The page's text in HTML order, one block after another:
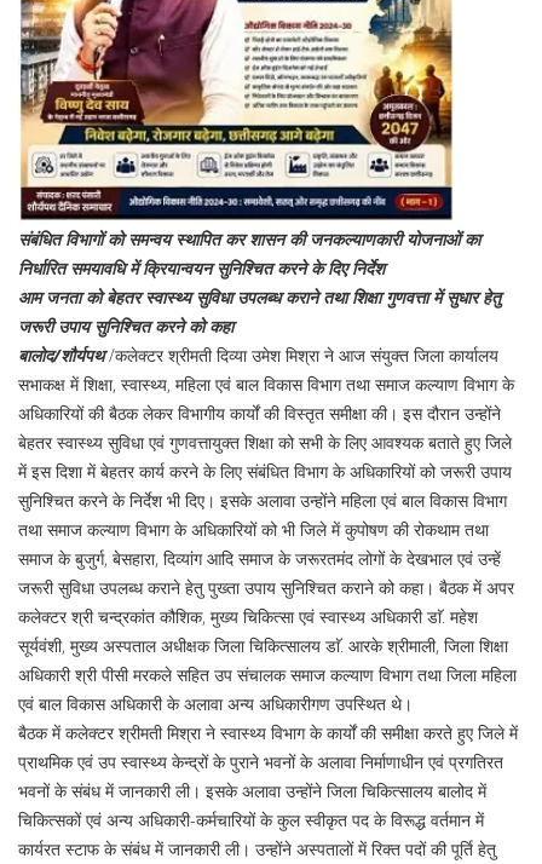
संबंधित विभागों को समन्वय स्थापित कर शासन की जनकल्याणकारी योजनाओं का
निर्धारित समयावधि में क्रियान्वयन सुनिश्चित करने के दिए निर्देश
आम जनता को बेहतर स्वास्थ्य सुविधा उपलब्ध कराने तथा शिक्षा गुणवत्ता में सुधार हेतु
जरूरी उपाय सुनिश्चित करने को कहा
बालोद/शौर्यपथ /कलेक्टर श्रीमती दिव्या उमेश मिश्रा ने आज संयुक्त जिला कार्यालय
सभाकक्ष में शिक्षा, स्वास्थ्य, महिला एवं बाल विकास विभाग तथा समाज कल्याण विभाग के
अधिकारियों की बैठक लेकर विभागीय कार्यों की विस्तृत समीक्षा की। इस दौरान उन्होंने
बेहतर स्वास्थ्य सुविधा एवं गुणवत्तायुक्त शिक्षा को सभी के लिए आवश्यक बताते हुए जिले
में इस दिशा में बेहतर कार्य करने के लिए संबंधित विभाग के अधिकारियों को जरूरी उपाय
सुनिश्चित करने के निर्देश भी दिए। इसके अलावा उन्होंने महिला एवं बाल विकास विभाग
तथा समाज कल्याण विभाग के अधिकारियों को भी जिले में कुपोषण की रोकथाम तथा
समाज के बुजुर्ग, बेसहारा, दिव्यांग आदि समाज के जरूरतमंद लोगों के देखभाल एवं उन्हें
जरूरी सुविधा उपलब्ध कराने हेतु पुख्ता उपाय सुनिश्चित कराने को कहा। बैठक में अपर
कलेक्टर श्री चन्द्रकांत कौशिक, मुख्य चिकित्सा एवं स्वास्थ्य अधिकारी डाॅ. महेश
सूर्यवंशी, मुख्य अस्पताल अधीक्षक जिला चिकित्सालय डाॅ. आरके श्रीमाली, जिला शिक्षा
अधिकारी श्री पीसी मरकले सहित उप संचालक समाज कल्याण विभाग तथा जिला महिला
एवं बाल विकास अधिकारी के अलावा अन्य अधिकारीगण उपस्थित थे।
बैठक में कलेक्टर श्रीमती मिश्रा ने स्वास्थ्य विभाग के कार्यों की समीक्षा करते हुए जिले में
प्राथमिक एवं उप स्वास्थ्य केन्द्रों के पुराने भवनों के अलावा निर्माणाधीन एवं प्रगतिरत
भवनों के संबंध में जानकारी ली। इसके अलावा उन्होंने जिला चिकित्सालय बालोद में
चिकित्सकों एवं अन्य अधिकारी-कर्मचारियों के कुल स्वीकृत पद के विरूद्ध वर्तमान में
कार्यरत स्टाफ के संबंध में जानकारी ली। उन्होंने अस्पतालों में रिक्त पदों की पूर्ति हेतु